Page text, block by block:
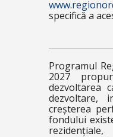
specifică a
Programul
2027
dezvoltarea
dezvoltare,
creșterea
fondului